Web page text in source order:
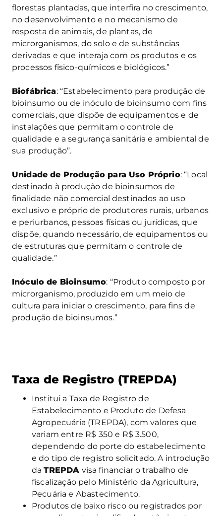
florestas plantadas, que interfira no crescimento,
no desenvolvimento e no mecanismo de
resposta de animais, de plantas, de
microrganismos, do solo e de substâncias
derivadas e que interaja com os produtos e os
processos físico-químicos e biológicos.”
Biofábrica: “Estabelecimento para produção de
bioinsumo ou de inóculo de bioinsumo com fins
comerciais, que dispõe de equipamentos e de
instalações que permitam o controle de
qualidade e a segurança sanitária e ambiental de
sua produção”.
Unidade de Produção para Uso Próprio: “Local
destinado à produção de bioinsumos de
finalidade não comercial destinados ao uso
exclusivo e próprio de produtores rurais, urbanos
e periurbanos, pessoas físicas ou jurídicas, que
dispõe, quando necessário, de equipamentos ou
de estruturas que permitam o controle de
qualidade.”
Inóculo de Bioinsumo: “Produto composto por
microrganismo, produzido em um meio de
cultura para iniciar o crescimento, para fins de
produção de bioinsumos.”
Taxa de Registro (TREPDA)
Institui a Taxa de Registro de
Estabelecimento e Produto de Defesa
Agropecuária (TREPDA), com valores que
variam entre R$ 350 e R$ 3.500,
dependendo do porte do estabelecimento
e do tipo de registro solicitado. A introdução
daTREPDA visa financiar o trabalho de
fiscalização pelo Ministério da Agricultura,
Pecuária e Abastecimento.
Produtos de baixo risco ou registrados por